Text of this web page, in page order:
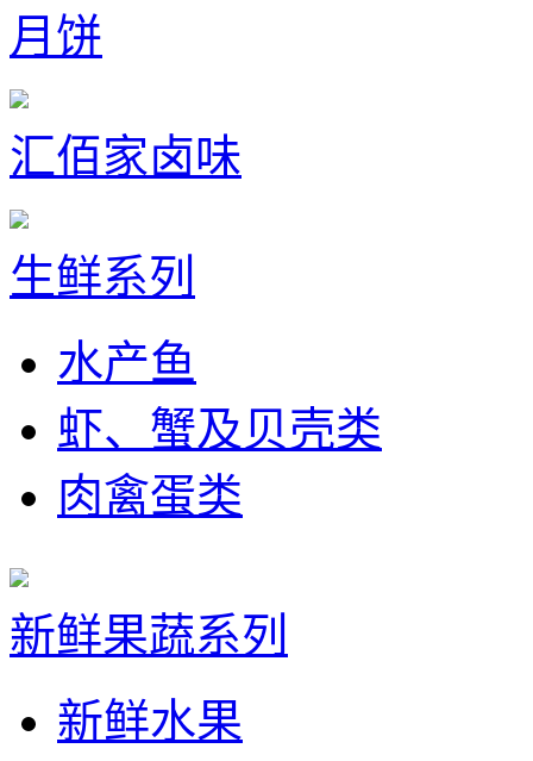
月饼
汇佰家卤味
生鲜系列
水产鱼
虾、蟹及贝壳类
肉禽蛋类
新鲜果蔬系列
新鲜水果